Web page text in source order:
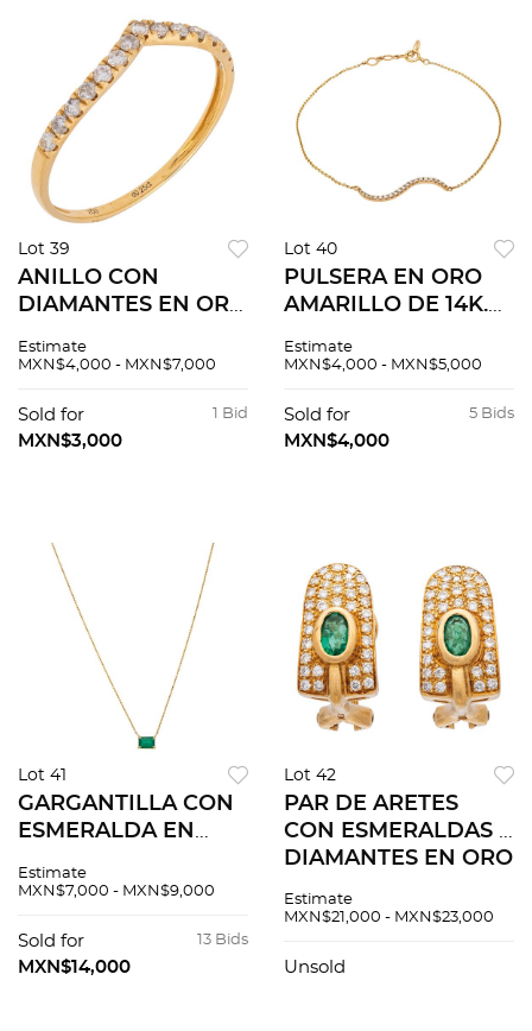
Lot 39
ANILLO CON
DIAMANTES EN ORO
Diamantes corte
Peso: 0.9 g. Talla: 7 ¼
Estimate
MXN$4,000 - MXN$7,000
1 Bid
Sold for
MXN$3,000
Lot 40
PULSERA EN ORO
AMARILLO DE 14K.
brillante ~0.10 ct.
Estimate
MXN$4,000 - MXN$5,000
5 Bids
Sold for
MXN$4,000
Lot 41
GARGANTILLA CON
ESMERALDA EN
Una esmeralda corte
Peso: 2.1 g
Estimate
MXN$7,000 - MXN$9,000
13 Bids
Sold for
MXN$14,000
Lot 42
PAR DE ARETES
CON ESMERALDAS Y
DIAMANTES EN ORO
Esmeraldas corte
diamantes corte
Estimate
MXN$21,000 - MXN$23,000
Unsold